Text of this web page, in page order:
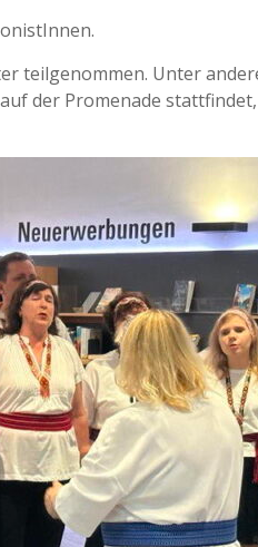
teilgenommen. Unter
der Promenade